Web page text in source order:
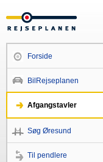
Forside
BilRejseplanen
Afgangstavler
Søg Øresund
Til pendlere